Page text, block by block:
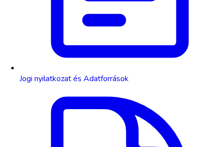
Jogi nyilatkozat és Adatforrások